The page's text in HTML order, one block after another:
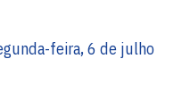
feira, 6 de julho